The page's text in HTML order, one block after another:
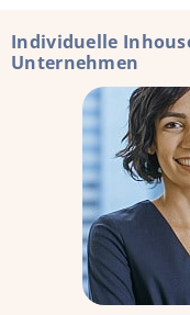
Individuelle
Unternehmen